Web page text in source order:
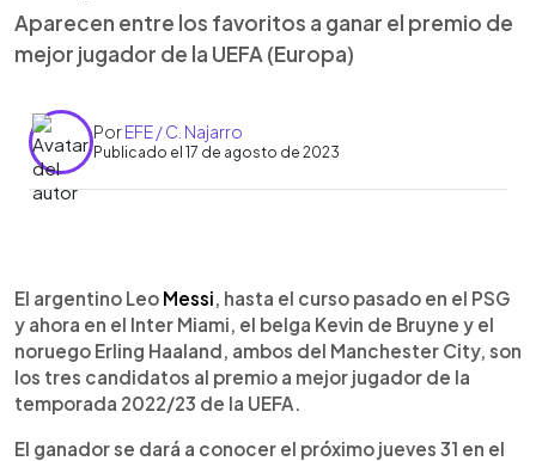
Aparecen entre los favoritos a ganar el premio de
mejor jugador de la UEFA (Europa)
PorEFE / C. Najarro
Publicado el 17 de agosto de 2023
Escuchar artículo
El argentino Leo Messi , hasta el curso pasado en el PSG
y ahora en el Inter Miami, el belga Kevin de Bruyne y el
noruego Erling Haaland, ambos del Manchester City, son
los tres candidatos al premio a mejor jugador de la
temporada 2022/23 de la UEFA.
El ganador se dará a conocer el próximo jueves 31 en el